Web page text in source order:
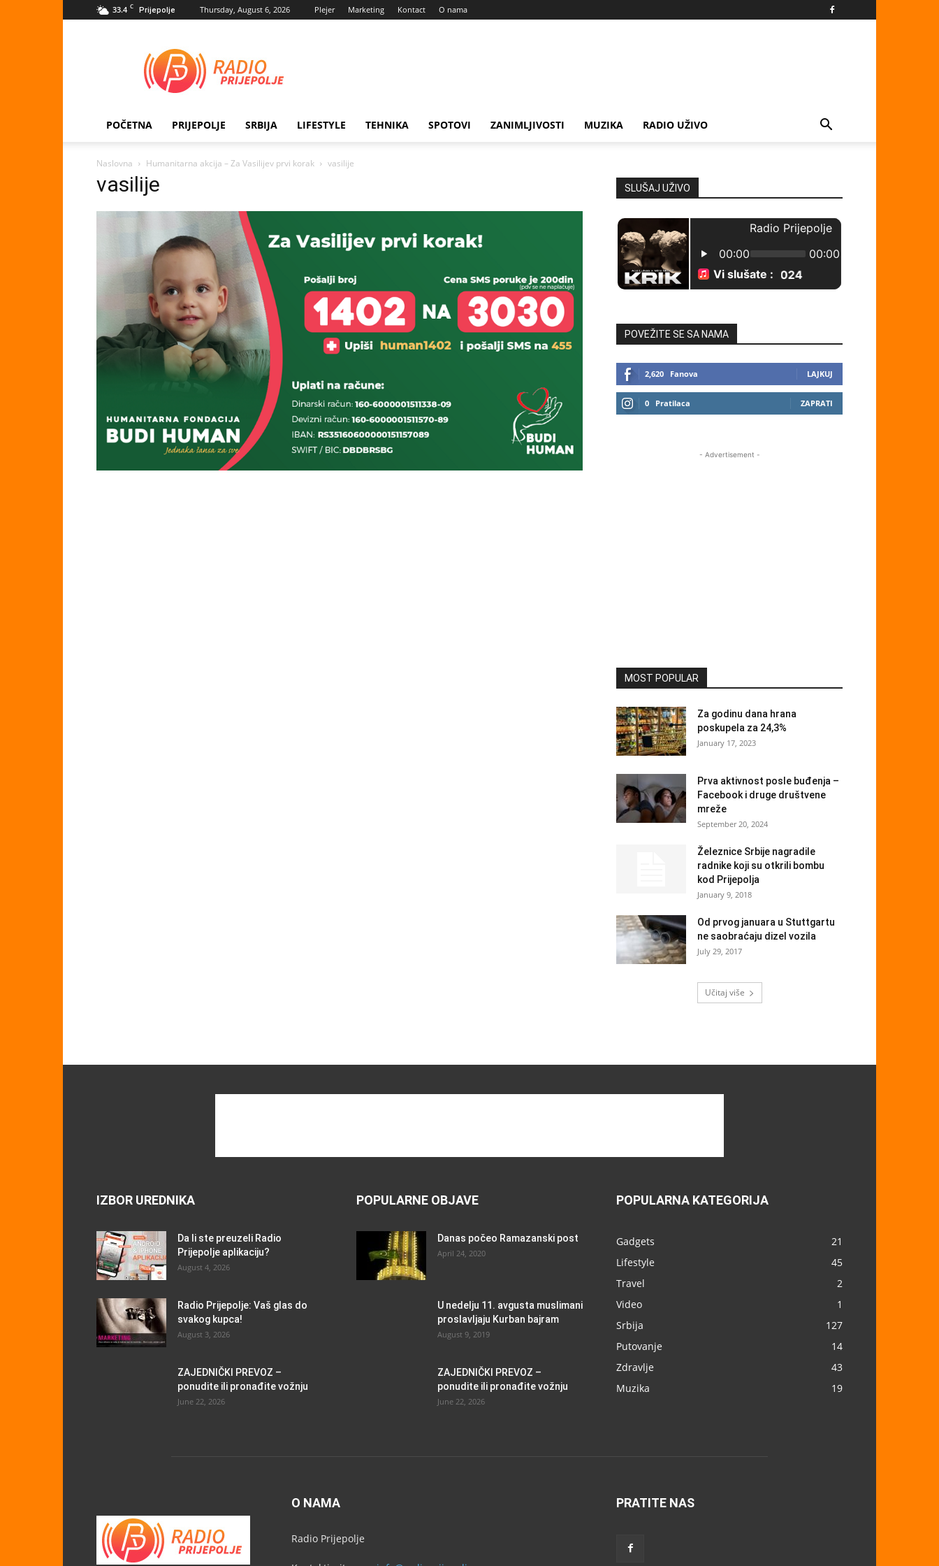
33.4 C Prijepolje Thursday, August 6, 2026 Plejer Marketing Kontact O nama
Prijepolje
POČETNA PRIJEPOLJE SRBIJA LIFESTYLE TEHNIKA SPOTOVI ZANIMLJIVOSTI MUZIKA RADIO UŽIVO
Naslovna Humanitarna akcija – Za Vasilijev prvi korak vasilije
vasilije SLUŠAJ UŽIVO
POVEŽITE SE SA NAMA
2,620 Fanova LAJKUJ
0 Pratilaca ZAPRATI
- Advertisement -
MOST POPULAR
Za godinu dana hrana
poskupela za 24,3%
January 17, 2023
Prva aktivnost posle buđenja –
Facebook i druge društvene
mreže
September 20, 2024
Železnice Srbije nagradile
radnike koji su otkrili bombu
kod Prijepolja
January 9, 2018
Od prvog januara u Stuttgartu
ne saobraćaju dizel vozila
July 29, 2017
Učitaj više
IZBOR UREDNIKA
Da li ste preuzeli Radio
Prijepolje aplikaciju?
August 4, 2026
Radio Prijepolje: Vaš glas do
svakog kupca!
August 3, 2026
ZAJEDNIČKI PREVOZ –
ponudite ili pronađite vožnju
June 22, 2026
POPULARNE OBJAVE
Danas počeo Ramazanski post
April 24, 2020
U nedelju 11. avgusta muslimani
proslavljaju Kurban bajram
August 9, 2019
ZAJEDNIČKI PREVOZ –
ponudite ili pronađite vožnju
June 22, 2026
POPULARNA KATEGORIJA
Gadgets
21
Lifestyle
45
Travel
2
Video
1
Srbija
127
Putovanje
14
Zdravlje
43
Muzika
19
O NAMA
Radio Prijepolje
PRATITE NAS